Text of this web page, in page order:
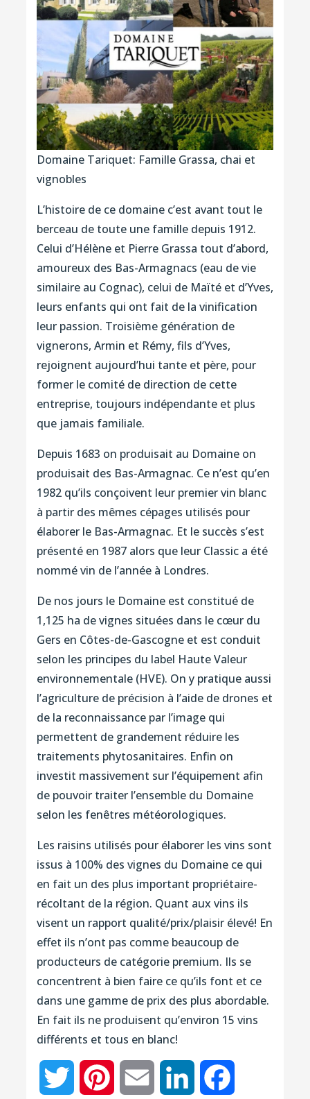
Domaine Tariquet: Famille Grassa, chai et
vignobles
L’histoire de ce domaine c’est avant tout le
berceau de toute une famille depuis 1912.
Celui d’Hélène et Pierre Grassa tout d’abord,
amoureux des Bas-Armagnacs (eau de vie
similaire au Cognac), celui de Maïté et d’Yves,
leurs enfants qui ont fait de la vinification
leur passion. Troisième génération de
vignerons, Armin et Rémy, fils d’Yves,
rejoignent aujourd’hui tante et père, pour
former le comité de direction de cette
entreprise, toujours indépendante et plus
que jamais familiale.
Depuis 1683 on produisait au Domaine on
produisait des Bas-Armagnac. Ce n’est qu’en
1982 qu’ils conçoivent leur premier vin blanc
à partir des mêmes cépages utilisés pour
élaborer le Bas-Armagnac. Et le succès s’est
présenté en 1987 alors que leur Classic a été
nommé vin de l’année à Londres.
De nos jours le Domaine est constitué de
1,125 ha de vignes situées dans le cœur du
Gers en Côtes-de-Gascogne et est conduit
selon les principes du label Haute Valeur
environnementale (HVE). On y pratique aussi
l’agriculture de précision à l’aide de drones et
de la reconnaissance par l’image qui
permettent de grandement réduire les
traitements phytosanitaires. Enfin on
investit massivement sur l’équipement afin
de pouvoir traiter l’ensemble du Domaine
selon les fenêtres météorologiques.
Les raisins utilisés pour élaborer les vins sont
issus à 100% des vignes du Domaine ce qui
en fait un des plus important propriétaire-
récoltant de la région. Quant aux vins ils
visent un rapport qualité/prix/plaisir élevé! En
effet ils n’ont pas comme beaucoup de
producteurs de catégorie premium. Ils se
concentrent à bien faire ce qu’ils font et ce
dans une gamme de prix des plus abordable.
En fait ils ne produisent qu’environ 15 vins
différents et tous en blanc!
Twitter Pinterest Email LinkedIn